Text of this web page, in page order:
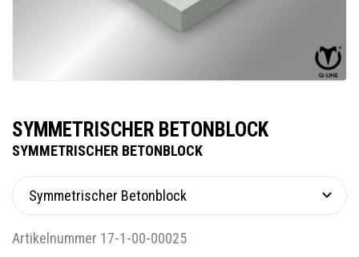
SYMMETRISCHER BETONBLOCK
SYMMETRISCHER BETONBLOCK
Artikelnummer 17-1-00-00025